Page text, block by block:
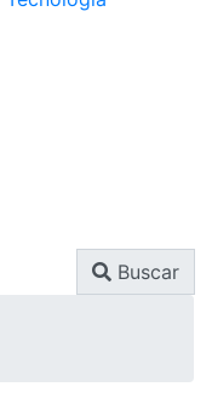
Buscar